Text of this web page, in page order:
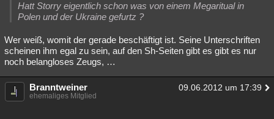
Hatt Storry eigentlich schon was von einem Megaritual in
Polen und der Ukraine gefurtz ?
Wer weiß, womit der gerade beschäftigt ist. Seine Unterschriften
scheinen ihm egal zu sein, auf den Sh-Seiten gibt es gibt es nur
noch belangloses Zeugs, …
Branntweiner 09.06.2012 um 17:39
ehemaliges Mitglied